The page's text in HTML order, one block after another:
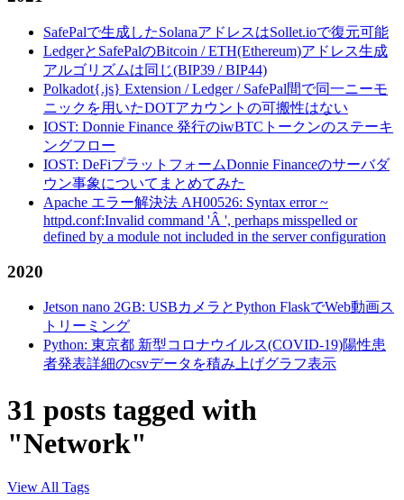
SafePalで生成したSolanaアドレスはSollet.ioで復元可能
LedgerとSafePalのBitcoin / ETH(Ethereum)アドレス生成
アルゴリズムは同じ(BIP39 / BIP44)
Polkadot{.js} Extension / Ledger / SafePal間で同一ニーモ
ニックを用いたDOTアカウントの可搬性はない
IOST: Donnie Finance 発行のiwBTCトークンのステーキ
ングフロー
IOST: DeFiプラットフォームDonnie Financeのサーバダ
ウン事象についてまとめてみた
Apache エラー解決法 AH00526: Syntax error ~
httpd.conf:Invalid command 'Â ', perhaps misspelled or
defined by a module not included in the server configuration
2020
Jetson nano 2GB: USBカメラとPython FlaskでWeb動画ス
トリーミング
Python: 東京都 新型コロナウイルス(COVID-19)陽性患
者発表詳細のcsvデータを積み上げグラフ表示
31 posts tagged with
"Network"
View All Tags